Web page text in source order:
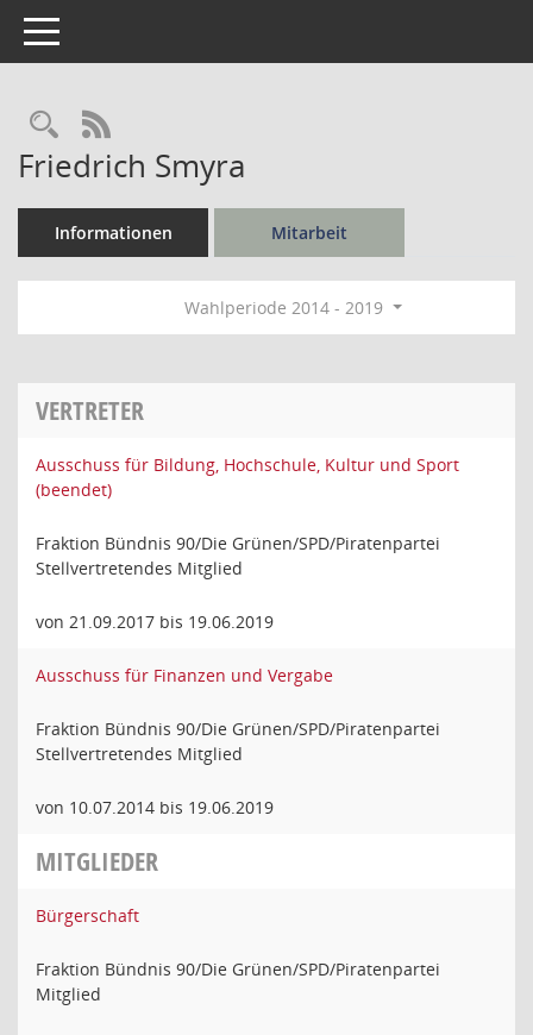
Toggle navigation
Rechercheauswahl
RSS-Feed
Friedrich Smyra
Informationen Mitarbeit
Wahlperiode 2014 - 2019
VERTRETER
Ausschuss für Bildung, Hochschule, Kultur und Sport
(beendet)
Fraktion Bündnis 90/Die Grünen/SPD/Piratenpartei
Stellvertretendes Mitglied
von 21.09.2017 bis 19.06.2019
Ausschuss für Finanzen und Vergabe
Fraktion Bündnis 90/Die Grünen/SPD/Piratenpartei
Stellvertretendes Mitglied
von 10.07.2014 bis 19.06.2019
MITGLIEDER
Bürgerschaft
Fraktion Bündnis 90/Die Grünen/SPD/Piratenpartei
Mitglied